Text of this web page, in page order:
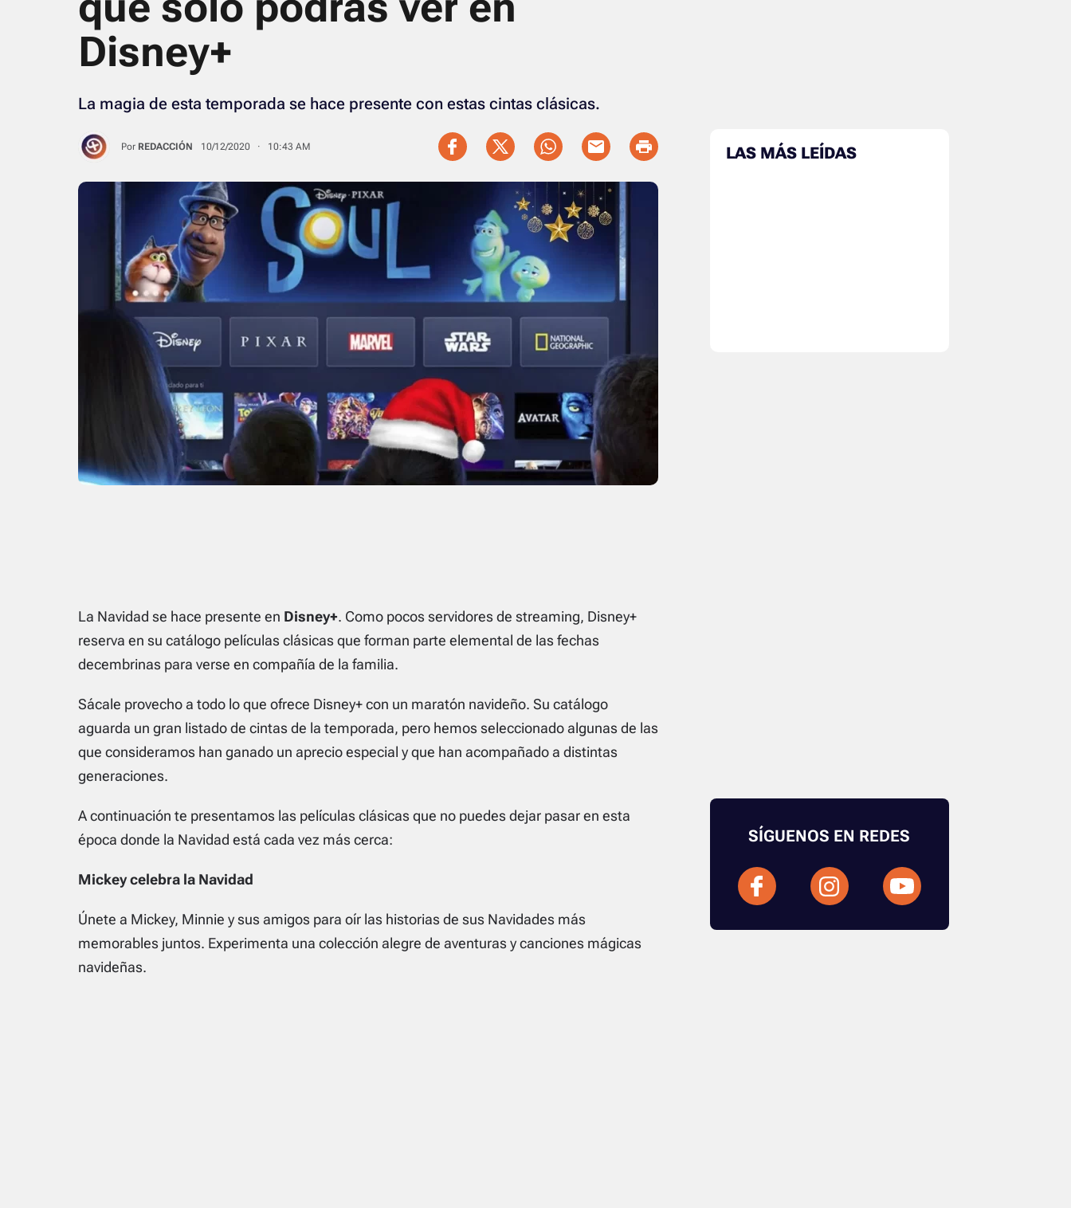
Disney+
La magia de esta temporada se hace presente con estas cintas clásicas.
Por REDACCIÓN 10/12/2020 · 10:43 AM
La Navidad se hace presente en Disney+. Como pocos servidores de streaming, Disney+
reserva en su catálogo películas clásicas que forman parte elemental de las fechas
decembrinas para verse en compañía de la familia.
Sácale provecho a todo lo que ofrece Disney+ con un maratón navideño. Su catálogo
aguarda un gran listado de cintas de la temporada, pero hemos seleccionado algunas de las
que consideramos han ganado un aprecio especial y que han acompañado a distintas
generaciones.
A continuación te presentamos las películas clásicas que no puedes dejar pasar en esta
época donde la Navidad está cada vez más cerca:
Mickey celebra la Navidad
Únete a Mickey, Minnie y sus amigos para oír las historias de sus Navidades más
memorables juntos. Experimenta una colección alegre de aventuras y canciones mágicas
navideñas.
LAS MÁS LEÍDAS
SÍGUENOS EN REDES